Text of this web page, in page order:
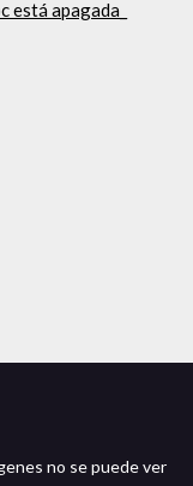
está apagada_
no se puede ver